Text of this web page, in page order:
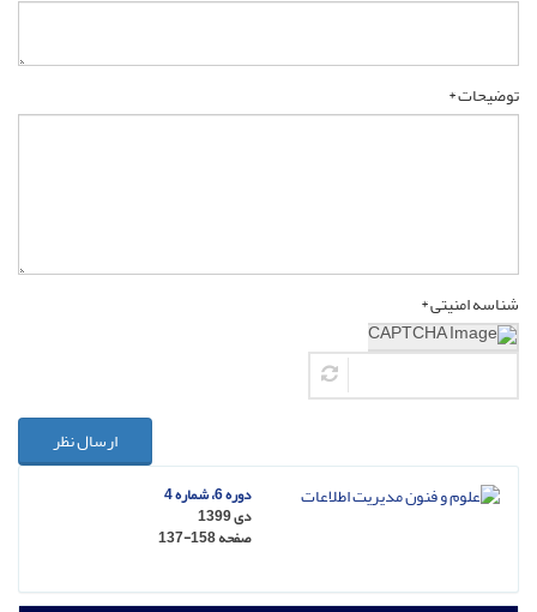
توضیحات *
شناسه امنیتی *
ارسال نظر
دوره 6، شماره 4
دی 1399
صفحه137-158